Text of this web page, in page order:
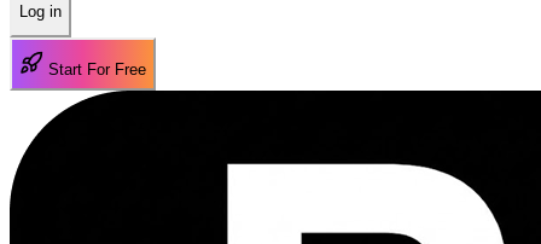
Log in
Start For Free